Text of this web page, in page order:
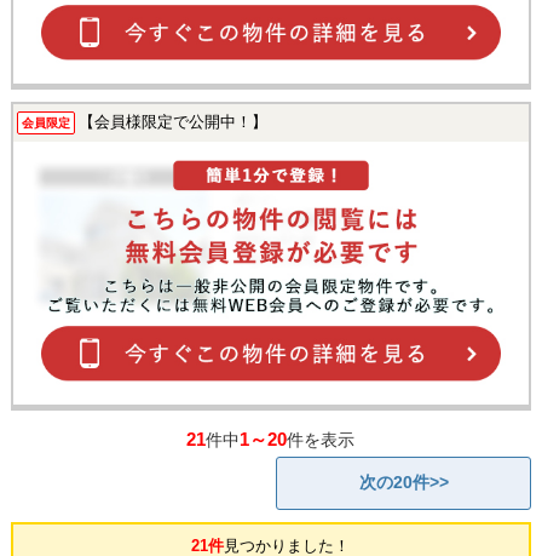
会員限定 【会員様限定で公開中！】
21件中1～20件を表示
次の20件>>
21件見つかりました！